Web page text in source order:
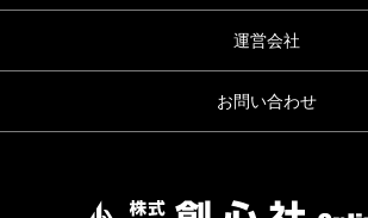
運営会社
お問い合わせ